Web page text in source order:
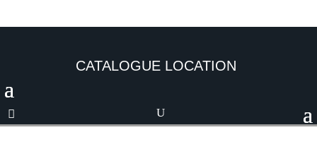
CATALOGUE LOCATION